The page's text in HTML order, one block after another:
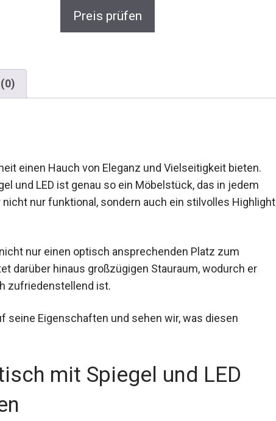
Preis prüfen
einen Hauch von Eleganz und Vielseitigkeit bieten.
und LED ist genau so ein Möbelstück, das in jedem
nur funktional, sondern auch ein stilvolles Highlight
nur einen optisch ansprechenden Platz zum
darüber hinaus großzügigen Stauraum, wodurch er
zufriedenstellend ist.
seine Eigenschaften und sehen wir, was diesen
mit Spiegel und LED